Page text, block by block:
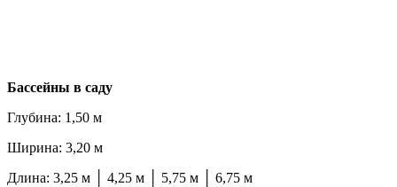
Бассейны в саду
Глубина: 1,50 м
Ширина: 3,20 м
Длина: 3,25 м │ 4,25 м │ 5,75 м │ 6,75 м